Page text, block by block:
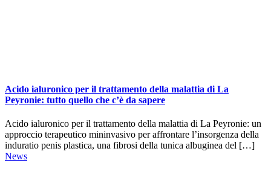
Acido ialuronico per il trattamento della malattia di La
Peyronie: tutto quello che c’è da sapere
Acido ialuronico per il trattamento della malattia di La Peyronie: un
approccio terapeutico mininvasivo per affrontare l’insorgenza della
induratio penis plastica, una fibrosi della tunica albuginea del […]
News